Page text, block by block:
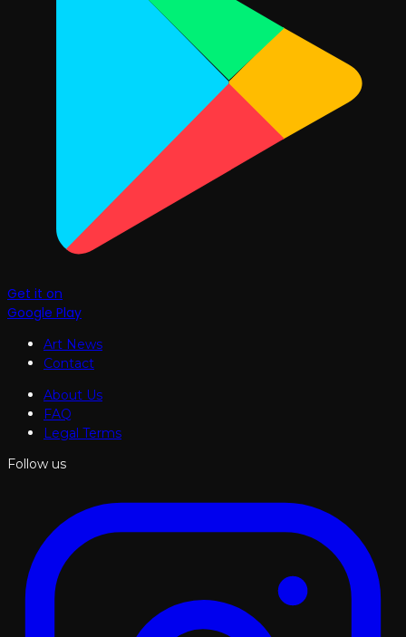
Get it on
Google Play
Art News
Contact
About Us
FAQ
Legal Terms
Follow us